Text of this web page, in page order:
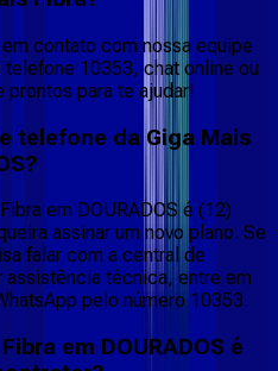
contato com nossa equipe
10353, chat online ou
para te ajudar!
telefone da Giga Mais
em DOURADOS é (12)
assinar um novo plano. Se
falar com a central de
técnica, entre em
pelo número 10353.
em DOURADOS é